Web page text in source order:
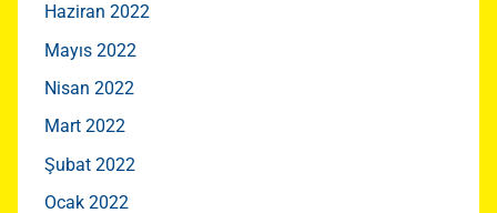
Haziran 2022
Mayıs 2022
Nisan 2022
Mart 2022
Şubat 2022
Ocak 2022